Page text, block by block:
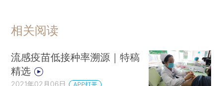
相关阅读
流感疫苗低接种率溯源｜特稿
精选
2021年02月06日 APP打开